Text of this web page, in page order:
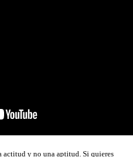
actitud y no una aptitud. Si quieres